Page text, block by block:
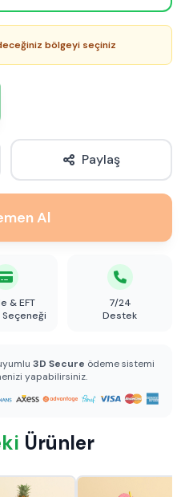
bölgeyi seçiniz
Paylaş
Al
& EFT
7/24
Destek
3D Secure ödeme sistemi
yapabilirsiniz.
Ürünler